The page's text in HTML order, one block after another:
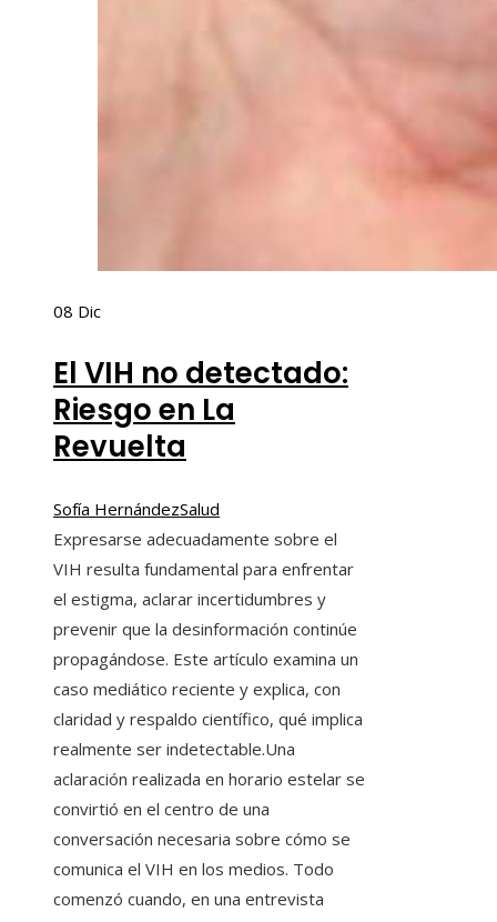
08 Dic
El VIH no detectado:
Riesgo en La
Revuelta
Sofía HernándezSalud
Expresarse adecuadamente sobre el
VIH resulta fundamental para enfrentar
el estigma, aclarar incertidumbres y
prevenir que la desinformación continúe
propagándose. Este artículo examina un
caso mediático reciente y explica, con
claridad y respaldo científico, qué implica
realmente ser indetectable.Una
aclaración realizada en horario estelar se
convirtió en el centro de una
conversación necesaria sobre cómo se
comunica el VIH en los medios. Todo
comenzó cuando, en una entrevista